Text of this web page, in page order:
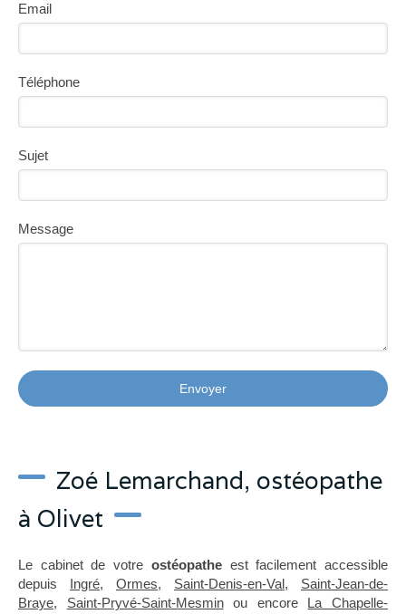
Email
Téléphone
Sujet
Message
Envoyer
Zoé Lemarchand, ostéopathe
à Olivet
Le cabinet de votre ostéopatheest facilement accessible
depuis Ingré, Ormes, Saint-Denis-en-Val, Saint-Jean-de-
Braye, Saint-Pryvé-Saint-Mesminou encore La Chapelle-